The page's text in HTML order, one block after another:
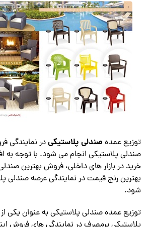
توزیع عمده صندلی پلاستیکیدر نمایندگی
صندلی پلاستیکی انجام می شود. با توجه به
خرید در بازار های داخلی، فروش بهترین
بهترین رنج قیمت در نمایندگی عرضه صندلی
شود.
توزیع عمده صندلی پلاستیکی به عنوان یکی